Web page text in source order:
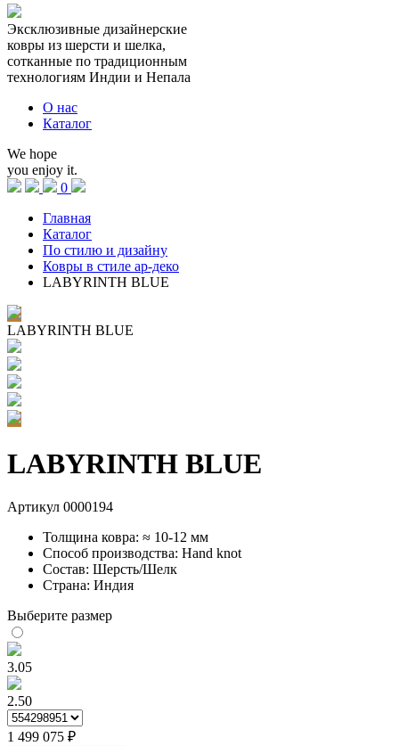
Эксклюзивные дизайнерские
ковры из шерсти и шелка,
сотканные по традиционным
технологиям Индии и Непала
О нас
Каталог
We hope
you enjoy it.
0
Главная
Каталог
По стилю и дизайну
Ковры в стиле ар-деко
LABYRINTH BLUE
LABYRINTH BLUE
LABYRINTH BLUE
Артикул 0000194
Толщина ковра: ≈ 10-12 мм
Способ производства: Hand knot
Состав: Шерсть/Шелк
Страна: Индия
Выберите размер
3.05
2.50
1 499 075 ₽